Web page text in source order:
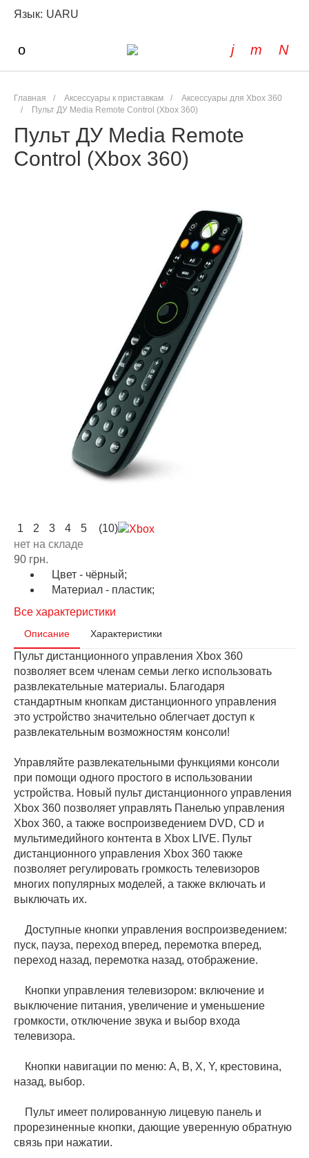
Язык: UARU
Главная / Аксессуары к приставкам /
Аксессуары для Xbox 360
/
Пульт ДУ Media Remote Control (Xbox 360)
Пульт ДУ Media Remote
Control (Xbox 360)
1 2 3 4 5
(10)
нет на складе
90 грн.
Цвет - чёрный;
Материал - пластик;
Все характеристики
Описание Характеристики
Пульт дистанционного управления Xbox 360
позволяет всем членам семьи легко использовать
развлекательные материалы. Благодаря
стандартным кнопкам дистанционного управления
это устройство значительно облегчает доступ к
развлекательным возможностям консоли!
Управляйте развлекательными функциями консоли
при помощи одного простого в использовании
устройства. Новый пульт дистанционного управления
Xbox 360 позволяет управлять Панелью управления
Xbox 360, а также воспроизведением DVD, CD и
мультимедийного контента в Xbox LIVE. Пульт
дистанционного управления Xbox 360 также
позволяет регулировать громкость телевизоров
многих популярных моделей, а также включать и
выключать их.
Доступные кнопки управления воспроизведением:
пуск, пауза, переход вперед, перемотка вперед,
переход назад, перемотка назад, отображение.
Кнопки управления телевизором: включение и
выключение питания, увеличение и уменьшение
громкости, отключение звука и выбор входа
телевизора.
Кнопки навигации по меню: A, B, X, Y, крестовина,
назад, выбор.
Пульт имеет полированную лицевую панель и
прорезиненные кнопки, дающие уверенную обратную
связь при нажатии.